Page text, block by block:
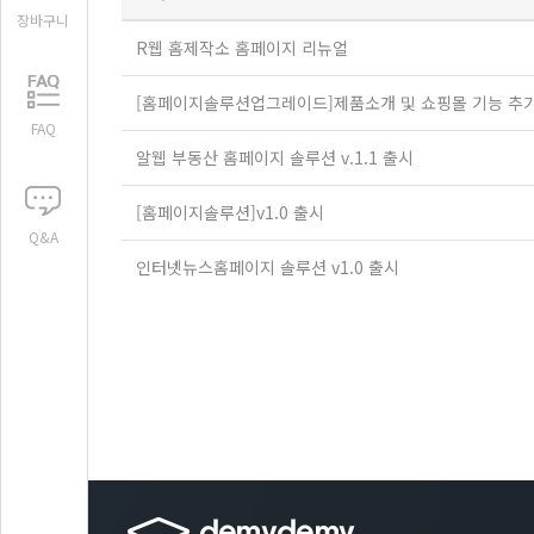
R웹 홈제작소 홈페이지 리뉴얼
[홈페이지솔루션업그레이드]제품소개 및 쇼핑몰 기능 추
알웹 부동산 홈페이지 솔루션 v.1.1 출시
[홈페이지솔루션]v1.0 출시
인터넷뉴스홈페이지 솔루션 v1.0 출시
장바구니
FAQ
Q&A